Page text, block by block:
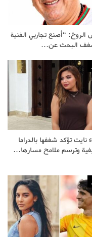
الروخ: “أصنع تجاربي الفنية
البحث عن…
نايت تؤكد شغفها بالدراما
وترسم ملامح مسارها…